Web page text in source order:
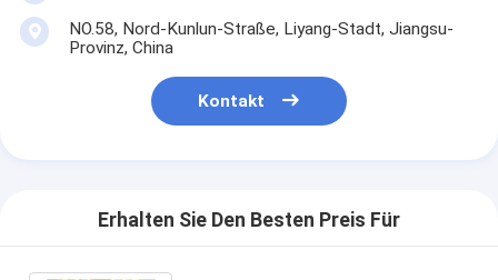
NO.58, Nord-Kunlun-Straße, Liyang-Stadt, Jiangsu-
Provinz, China
Kontakt
Erhalten Sie Den Besten Preis Für